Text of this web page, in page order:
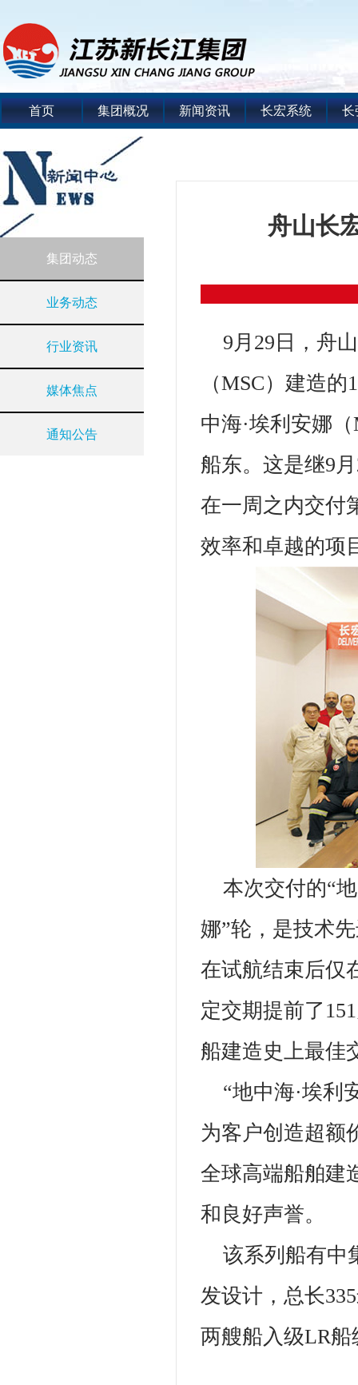
首页 集团概况 新闻资讯 长宏系统 长
集团动态
业务动态
行业资讯
媒体焦点
通知公告
舟山长
9月29日，舟
（MSC）建造
中海·埃利安娜
船东。这是继9
在一周之内交付
效率和卓越的项
本次交付的“
娜”轮，是技术
在试航结束后仅
定交期提前了
船建造史上最佳
“地中海·埃利
为客户创造超额
全球高端船舶建
和良好声誉。
该系列船有中
发设计，总长
两艘船入级LR船